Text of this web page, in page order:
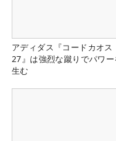
アディダス『コードカオス
27』は強烈な蹴りでパワー
生む